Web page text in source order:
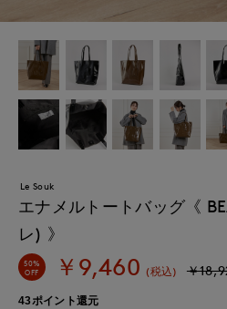
Le Souk
エナメルトートバッグ《
レ) 》
50%
OFF ￥9,460 (税込) ￥
43ポイント還元